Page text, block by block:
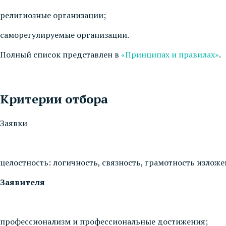
религиозные организации;
саморегулируемые организации.
Полный список представлен в «Принципах и правилах».
Критерии отбора
Заявки
целостность: логичность, связность, грамотность
Заявителя
профессионализм и профессиональные достижения;